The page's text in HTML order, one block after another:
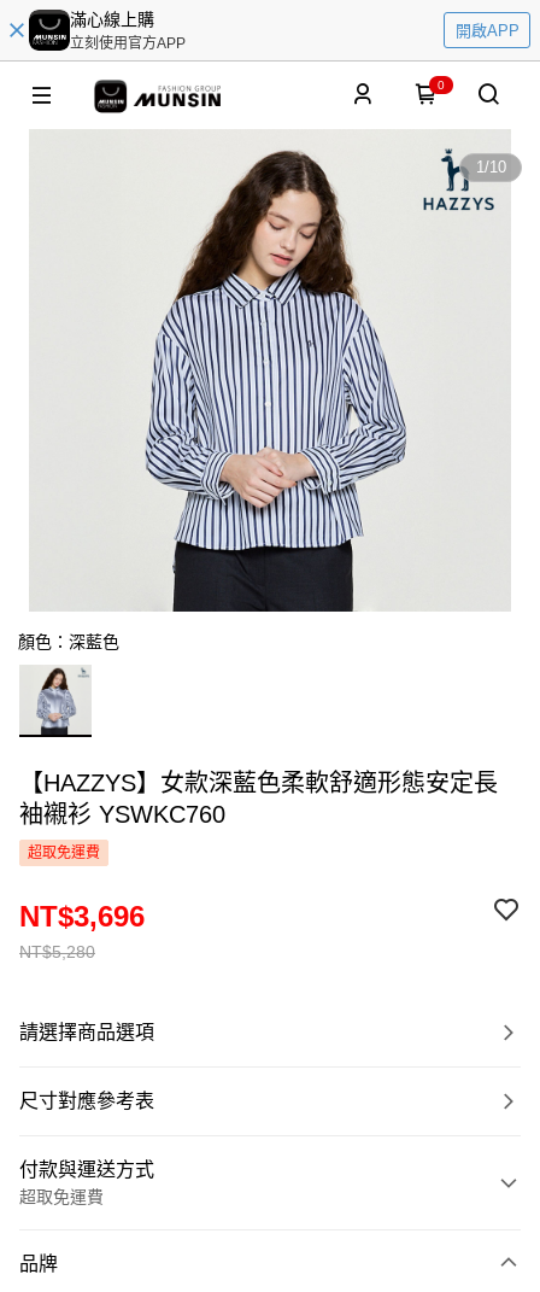
滿心線上購
立刻使用官方APP
開啟APP
0
1/10
顏色：深藍色
【HAZZYS】女款深藍色柔軟舒適形態安定長
袖襯衫 YSWKC760
超取免運費
NT$5,280
NT$3,696
請選擇商品選項
尺寸對應參考表
付款與運送方式
超取免運費
信用卡一次付款
品牌